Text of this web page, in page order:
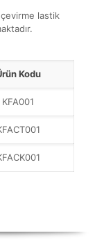
lastik
Kodu
KFA001